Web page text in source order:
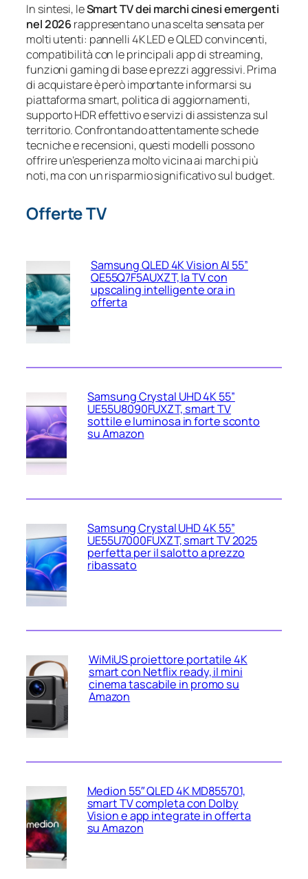
In sintesi, leSmart TV dei marchi cinesi emergenti
nel 2026rappresentano una scelta sensata per
molti utenti: pannelli 4K LED e QLED convincenti,
compatibilità con le principali app di streaming,
funzioni gaming di base e prezzi aggressivi. Prima
di acquistare è però importante informarsi su
piattaforma smart, politica di aggiornamenti,
supporto HDR effettivo e servizi di assistenza sul
territorio. Confrontando attentamente schede
tecniche e recensioni, questi modelli possono
offrire un’esperienza molto vicina ai marchi più
noti, ma con un risparmio significativo sul budget.
Offerte TV
Samsung QLED 4K Vision AI 55”
QE55Q7F5AUXZT, la TV con
upscaling intelligente ora in
offerta
Samsung Crystal UHD 4K 55”
UE55U8090FUXZT, smart TV
sottile e luminosa in forte sconto
su Amazon
Samsung Crystal UHD 4K 55”
UE55U7000FUXZT, smart TV 2025
perfetta per il salotto a prezzo
ribassato
WiMiUS proiettore portatile 4K
smart con Netflix ready, il mini
cinema tascabile in promo su
Amazon
Medion 55″ QLED 4K MD855701,
smart TV completa con Dolby
Vision e app integrate in offerta
su Amazon